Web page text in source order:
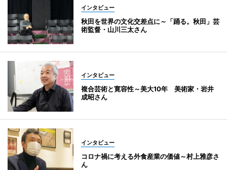
インタビュー
秋田を世界の文化交差点に～「踊る。秋田」芸
術監督・山川三太さん
インタビュー
複合芸術と寛容性～美大10年 美術家・岩井
成昭さん
インタビュー
コロナ禍に考える外食産業の価値～村上雅彦さ
ん